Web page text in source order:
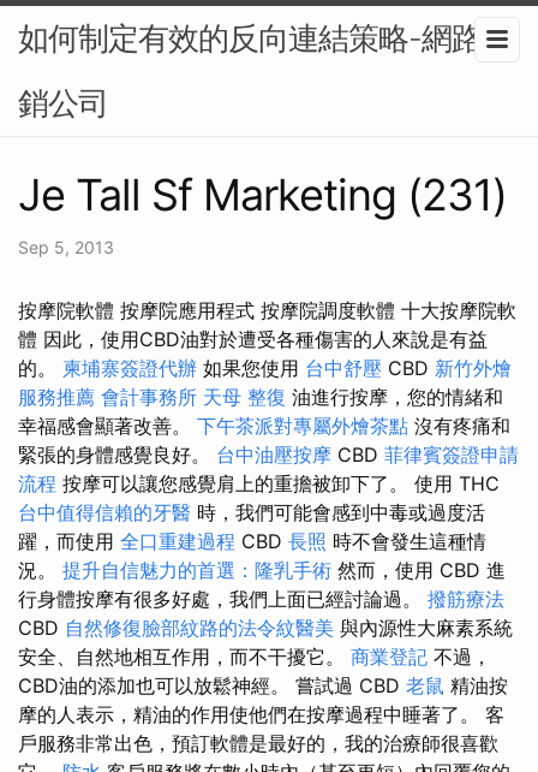
如何制定有效的反向連結策略-網路行
銷公司
Je Tall Sf Marketing (231)
Sep 5, 2013
按摩院軟體 按摩院應用程式 按摩院調度軟體 十大按摩院軟
體 因此，使用CBD油對於遭受各種傷害的人來說是有益
的。 柬埔寨簽證代辦 如果您使用 台中舒壓 CBD 新竹外燴
服務推薦 會計事務所 天母 整復 油進行按摩，您的情緒和
幸福感會顯著改善。 下午茶派對專屬外燴茶點 沒有疼痛和
緊張的身體感覺良好。 台中油壓按摩 CBD 菲律賓簽證申請
流程 按摩可以讓您感覺肩上的重擔被卸下了。 使用 THC
台中值得信賴的牙醫 時，我們可能會感到中毒或過度活
躍，而使用 全口重建過程 CBD 長照 時不會發生這種情
況。 提升自信魅力的首選：隆乳手術 然而，使用 CBD 進
行身體按摩有很多好處，我們上面已經討論過。 撥筋療法
CBD 自然修復臉部紋路的法令紋醫美 與內源性大麻素系統
安全、自然地相互作用，而不干擾它。 商業登記 不過，
CBD油的添加也可以放鬆神經。 嘗試過 CBD 老鼠 精油按
摩的人表示，精油的作用使他們在按摩過程中睡著了。 客
戶服務非常出色，預訂軟體是最好的，我的治療師很喜歡